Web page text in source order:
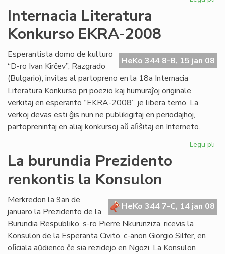
Internacia Literatura
Konkurso EKRA-2008
HeKo 344 8-B, 15 jan 08
Esperantista domo de kulturo
“D-ro Ivan Kirĉev”, Razgrado
(Bulgario), invitas al partopreno en la 18a Internacia
Literatura Konkurso pri poezio kaj humuraĵoj originale
verkitaj en esperanto “EKRA-2008”, je libera temo. La
verkoj devas esti ĝis nun ne publikigitaj en periodajhoj,
partoprenintaj en aliaj konkursoj aŭ aﬁŝitaj en Interneto.
Legu pli
La burundia Prezidento
renkontis la Konsulon
HeKo 344 7-C, 14 jan 08
Merkredon la 9an de
januaro la Prezidento de la
Burundia Respubliko, s-ro Pierre Nkurunziza, ricevis la
Konsulon de la Esperanta Civito, c-anon Giorgio Silfer, en
oﬁciala aŭdienco ĉe sia rezidejo en Ngozi. La Konsulon